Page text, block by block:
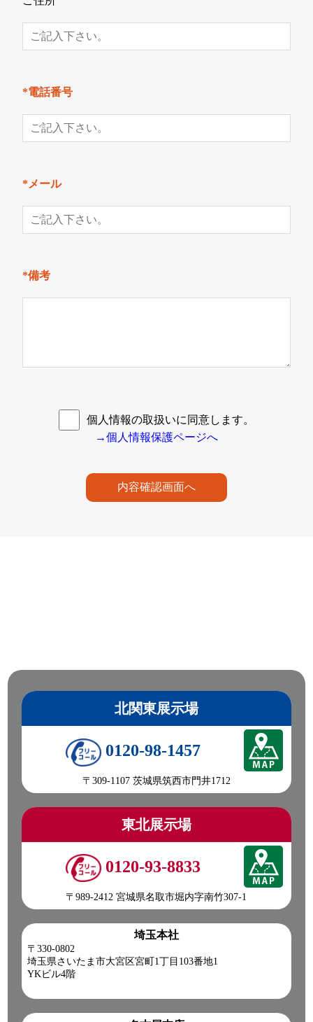
*電話番号
*メール
*備考
個人情報の取扱いに同意します。
→個人情報保護ページへ
内容確認画面へ
北関東展示場
0120-98-1457
〒309-1107 茨城県筑西市門井1712
東北展示場
0120-93-8833
〒989-2412 宮城県名取市堀内字南竹307-1
埼玉本社
〒330-0802
埼玉県さいたま市大宮区宮町1丁目103番地1
YKビル4階